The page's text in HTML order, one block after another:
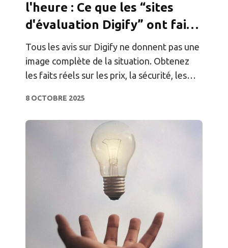
l'heure : Ce que les “sites
d'évaluation Digify” ont fait
de travers
Tous les avis sur Digify ne donnent pas une
image complète de la situation. Obtenez
les faits réels sur les prix, la sécurité, les
directement à la source.
8 OCTOBRE 2025